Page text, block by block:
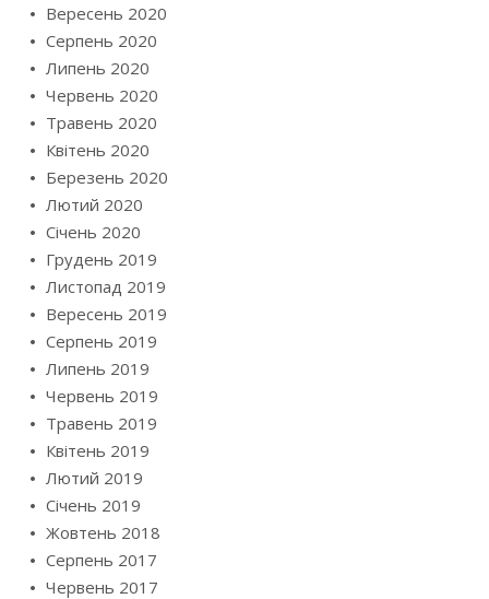
Вересень 2020
Серпень 2020
Липень 2020
Червень 2020
Травень 2020
Квітень 2020
Березень 2020
Лютий 2020
Січень 2020
Грудень 2019
Листопад 2019
Вересень 2019
Серпень 2019
Липень 2019
Червень 2019
Травень 2019
Квітень 2019
Лютий 2019
Січень 2019
Жовтень 2018
Серпень 2017
Червень 2017